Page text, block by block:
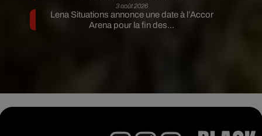
3 août 2026
Lena Situations annonce une date à l’Accor
Arena pour la fin des...